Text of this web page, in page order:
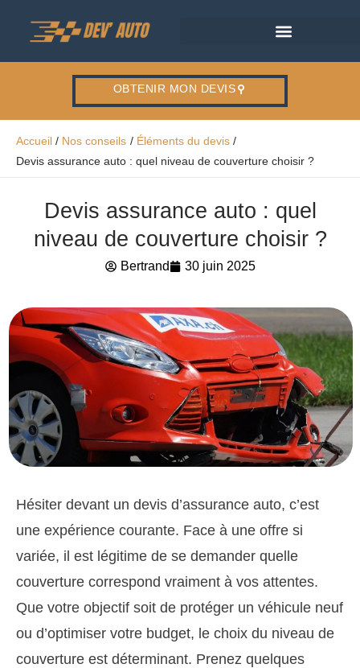
contenu
OBTENIR MON DEVIS
Accueil Nos conseils
Éléments du devis
Devis assurance auto : quel niveau de couverture choisir ?
Devis assurance auto : quel
niveau de couverture choisir ?
Bertrand 30 juin 2025
Hésiter devant un devis d’assurance auto, c’est
une expérience courante. Face à une offre si
variée, il est légitime de se demander quelle
couverture correspond vraiment à vos attentes.
Que votre objectif soit de protéger un véhicule neuf
ou d’optimiser votre budget, le choix du niveau de
couverture est déterminant. Prenez quelques